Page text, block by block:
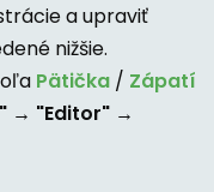
a upraviť
nižšie.
Pätička / Zápatí
→ "Editor" →